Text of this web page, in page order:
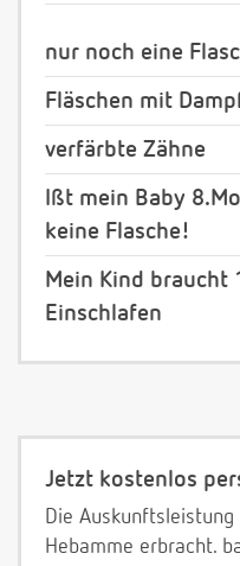
nur noch eine
Fläschen mit
verfärbte Zähne
Ißt mein Baby
keine Flasche!
Mein Kind braucht
Einschlafen
Jetzt kostenlos
Die
Hebamme erbracht.